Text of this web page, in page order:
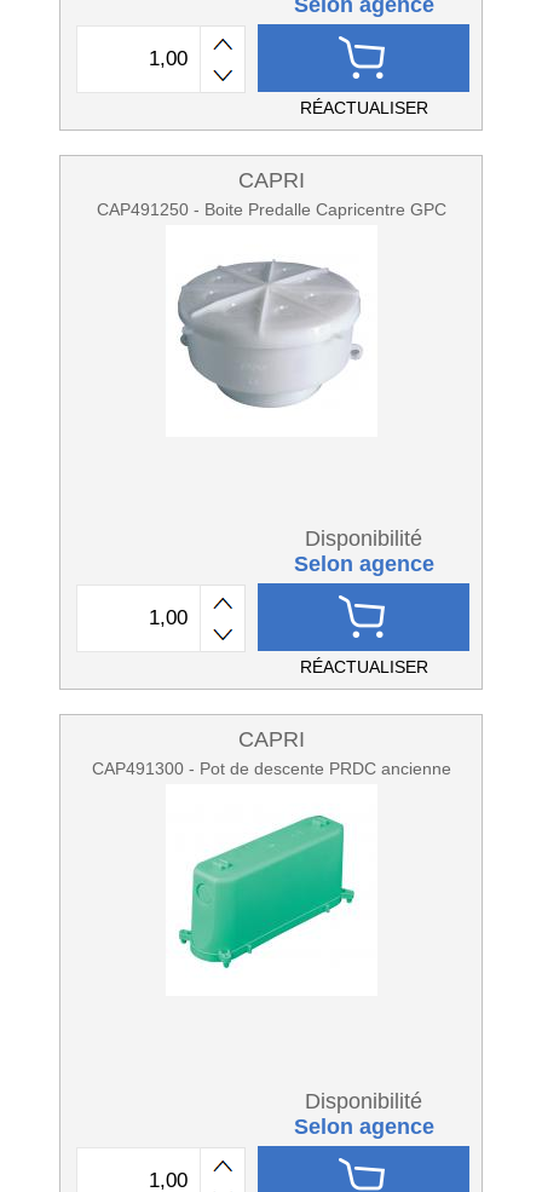
Selon agence
RÉACTUALISER
CAPRI
CAP491250 - Boite Predalle Capricentre GPC
Disponibilité
Selon agence
RÉACTUALISER
CAPRI
CAP491300 - Pot de descente PRDC ancienne
Disponibilité
Selon agence